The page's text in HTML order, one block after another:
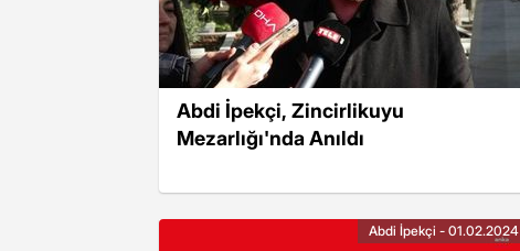
Abdi İpekçi, Zincirlikuyu
Mezarlığı'nda Anıldı
Abdi İpekçi - 01.02.2024